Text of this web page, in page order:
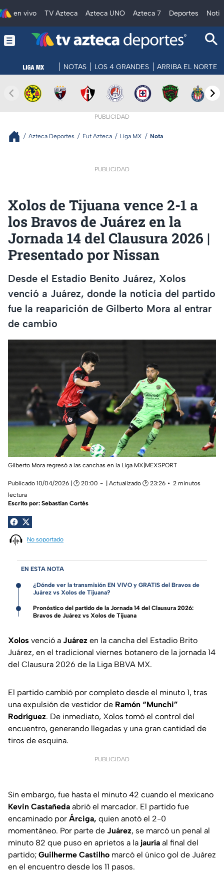
en vivo TV Azteca Azteca UNO Azteca 7 Deportes
NOTAS LOS 4 GRANDES ARRIBA EL NORTE
PUBLICIDAD
Azteca Deportes Fut Azteca Liga MX Nota
PUBLICIDAD
Xolos de Tijuana vence 2-1 a
los Bravos de Juárez en la
Jornada 14 del Clausura 2026 |
Presentado por Nissan
Desde el Estadio Benito Juárez, Xolos
venció a Juárez, donde la noticia del partido
fue la reaparición de Gilberto Mora al entrar
de cambio
Gilberto Mora regresó a las canchas en la Liga MX|MEXSPORT
Publicado 10/04/2026 | 🕑 20:00 | Actualizado 🕑 23:26
2 minutos
lectura
Escrito por: Sebastian Cortés
No soportado
EN ESTA NOTA
¿Dónde ver la transmisión EN VIVO y GRATIS del Bravos de
Juárez vs Xolos de Tijuana?
Pronóstico del partido de la Jornada 14 del Clausura 2026:
Bravos de Juárez vs Xolos de Tijuana
Xolos venció a Juárez en la cancha del Estadio Brito
Juárez, en el tradicional viernes botanero de la jornada 14
del Clausura 2026 de la Liga BBVA MX.
El partido cambió por completo desde el minuto 1, tras
una expulsión de vestidor de Ramón “Munchi”
Rodríguez. De inmediato, Xolos tomó el control del
encuentro, generando llegadas y una gran cantidad de
tiros de esquina.
PUBLICIDAD
Sin embargo, fue hasta el minuto 42 cuando el mexicano
Kevin Castañeda abrió el marcador. El partido fue
encaminado por Árciga, quien anotó el 2-0
momentáneo. Por parte de Juárez, se marcó un penal al
minuto 82 que puso en aprietos a la jauría al final del
partido; Guilherme Castilho marcó el único gol de Juárez
en el encuentro desde los 11 pasos.